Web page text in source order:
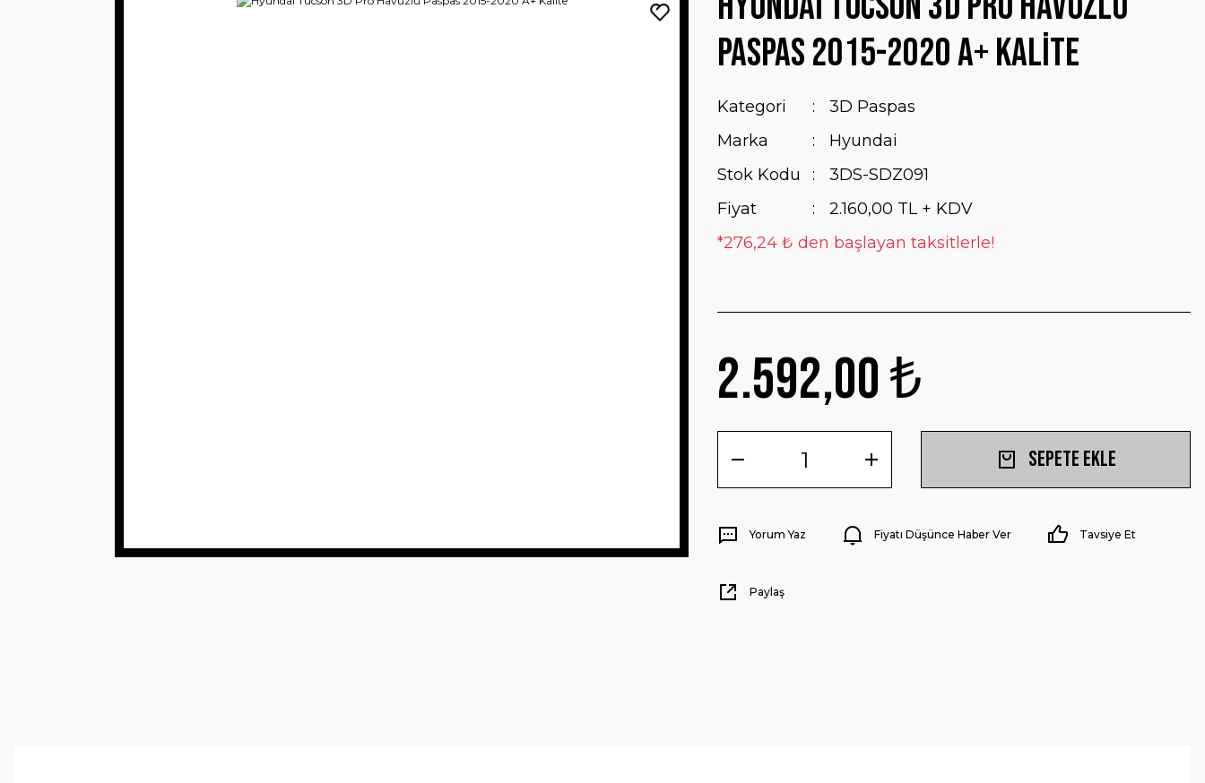
Paspas 2015-2020 A+ Kalite
Kategori
3D Paspas
Marka
Hyundai
Stok Kodu
3DS-SDZ091
Fiyat
2.160,00 TL + KDV
*276,24 ₺ den başlayan taksitlerle!
2.592,00 ₺
Sepete Ekle
Yorum Yaz Fiyatı Düşünce Haber Ver Tavsiye Et
Paylaş